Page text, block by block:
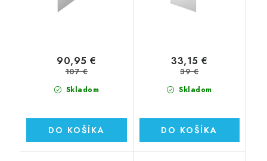
Skladom
90,95 €
107 €
DO KOŠÍKA
Skladom
33,15 €
39 €
DO KOŠÍKA